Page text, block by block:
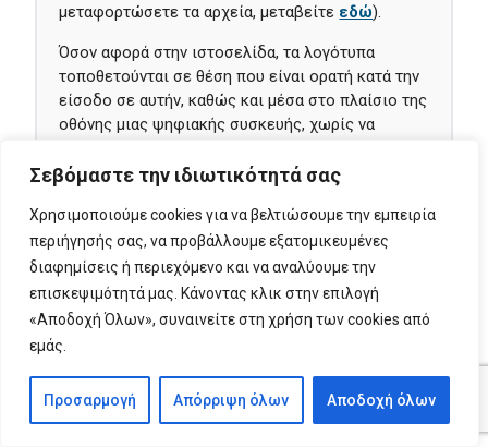
Σεβόμαστε την ιδιωτικότητά σας
Χρησιμοποιούμε cookies για να βελτιώσουμε την εμπειρία
περιήγησής σας, να προβάλλουμε εξατομικευμένες
διαφημίσεις ή περιεχόμενο και να αναλύουμε την
επισκεψιμότητά μας. Κάνοντας κλικ στην επιλογή
«Αποδοχή Όλων», συναινείτε στη χρήση των cookies από
εμάς.
Προσαρμογή Απόρριψη όλων Αποδοχή όλων
μεταφορτώσετε τα αρχεία, μεταβείτε εδώ).
Όσον αφορά στην ιστοσελίδα, τα λογότυπα
τοποθετούνται σε θέση που είναι ορατή κατά την
είσοδο σε αυτήν, καθώς και μέσα στο πλαίσιο της
οθόνης μιας ψηφιακής συσκευής, χωρίς να
τα κάτω. Στα κοινωνικά δίκτυα, τα λογότυπα θα
λογαριασμού και σε αναρτήσεις που αφορούν στη
Δράση ή/και στο χρηματοδοτούμενο έργο.
2ii) παρέχοντας στον διαδικτυακό τόπο και στους
λογαριασμούς κοινωνικών δικτύων
σύντομη
περιγραφή της πράξης
, ανάλογη προς το
επίπεδο της στήριξης, που περιλαμβάνει τους
στόχους και τα αποτελέσματά της και επισημαίνει
τη χρηματοδοτική συνδρομή από την Ένωση.
(Πατήστεεδώγια το σύντομο περιγραφικό